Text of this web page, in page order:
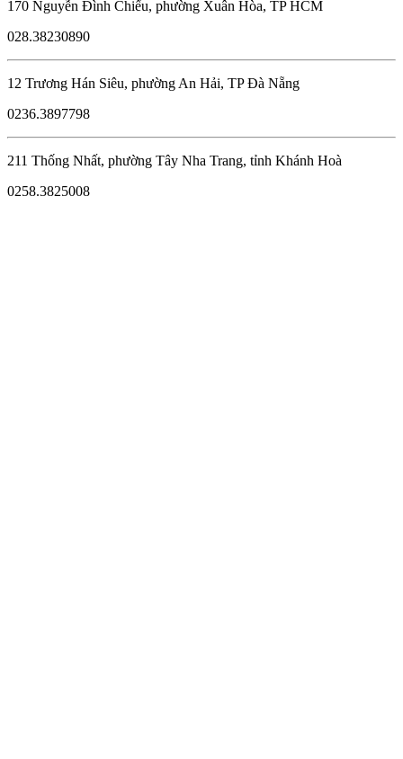
170 Nguyễn Đình Chiểu, phường Xuân Hòa, TP HCM
028.38230890
12 Trương Hán Siêu, phường An Hải, TP Đà Nẵng
0236.3897798
211 Thống Nhất, phường Tây Nha Trang, tỉnh Khánh Hoà
0258.3825008